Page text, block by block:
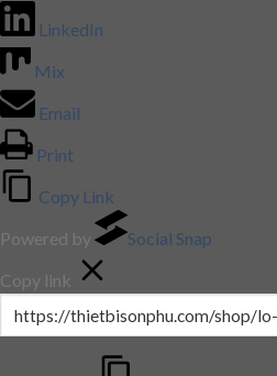
LinkedIn
Mix
Email
Print
Copy Link
Powered by
Social Snap
Copy link